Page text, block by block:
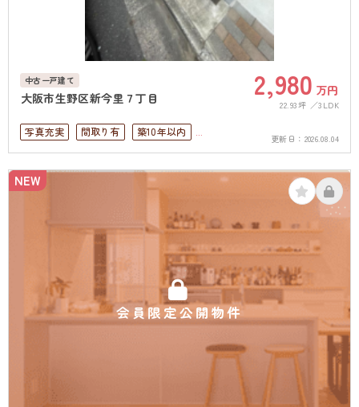
中古一戸建て
大阪市生野区新今里７丁目 2,980 万円
22.93坪 3LDK
写真充実 間取り有
築10年以内
駅徒歩10分以内
ペット可
駐車場１台無料
上下水道完備
更新日： 2026.08.04
会員限定公開物件
NEW